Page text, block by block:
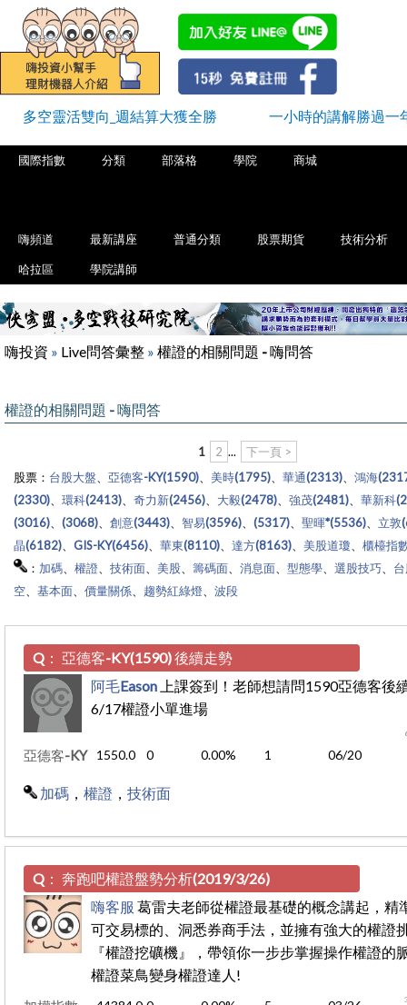
多空靈活雙向_週結算大獲全勝 一小時的講解勝過一
國際指數 分類 部落格 學院 商城
嗨頻道 最新講座 普通分類 股票期貨 技術分析
哈拉區 學院講師
嗨投資 » Live問答彙整 » 權證的相關問題 - 嗨問答
權證的相關問題 - 嗨問答
1 2 ...
下一頁 >
股票： 台股大盤 亞德客-KY(1590) 美時(1795) 華通(2313)
鴻海
(2330)
環科(2413) 奇力新(2456) 大毅(2478) 強茂(2481)
華新科
(3016)
(3068) 創意(3443) 智易(3596) (5317) 聖暉*(5536)
立敦
晶(6182)
GIS-KY(6456) 華東(8110) 達方(8163) 美股道瓊
櫃檯指
： 加碼 權證 技術面 美股 籌碼面 消息面 型態學 選股技巧
空
基本面 價量關係 趨勢紅綠燈 波段
Q： 亞德客-KY(1590) 後續走勢
阿毛Eason 上課簽到！老師想請問1590亞德客後
6/17權證小單進場
亞德客-KY 1550.0 0 0.00% 1 06/20
加碼 權證 技術面
Q： 奔跑吧權證盤勢分析(2019/3/26)
嗨客服 葛雷夫老師從權證最基礎的概念講起，精
可交易標的、洞悉券商手法，並擁有強大的權證
『權證挖礦機』，帶領你一步步掌握操作權證的
權證菜鳥變身權證達人!